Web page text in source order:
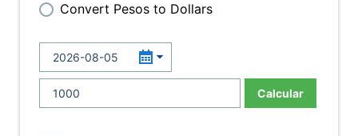
Convert Pesos to Dollars
Calcular